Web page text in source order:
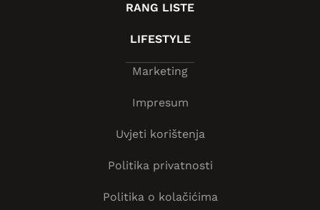
RANG LISTE
LIFESTYLE
Marketing
Impresum
Uvjeti korištenja
Politika privatnosti
Politika o kolačićima